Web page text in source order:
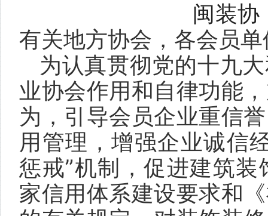
闽装
有关地方协会，各会员
为认真贯彻党的十九
业协会作用和自律功能
为，引导会员企业重信
用管理，增强企业诚信
惩戒”机制，促进建筑
家信用体系建设要求和